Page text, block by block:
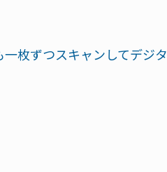
枚ずつスキャンしてデジタ